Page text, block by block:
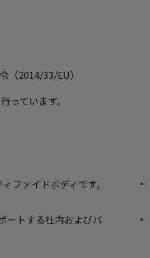
（2014/33/EU）
っています。
ファイドボディです。
ートする社内およびパ